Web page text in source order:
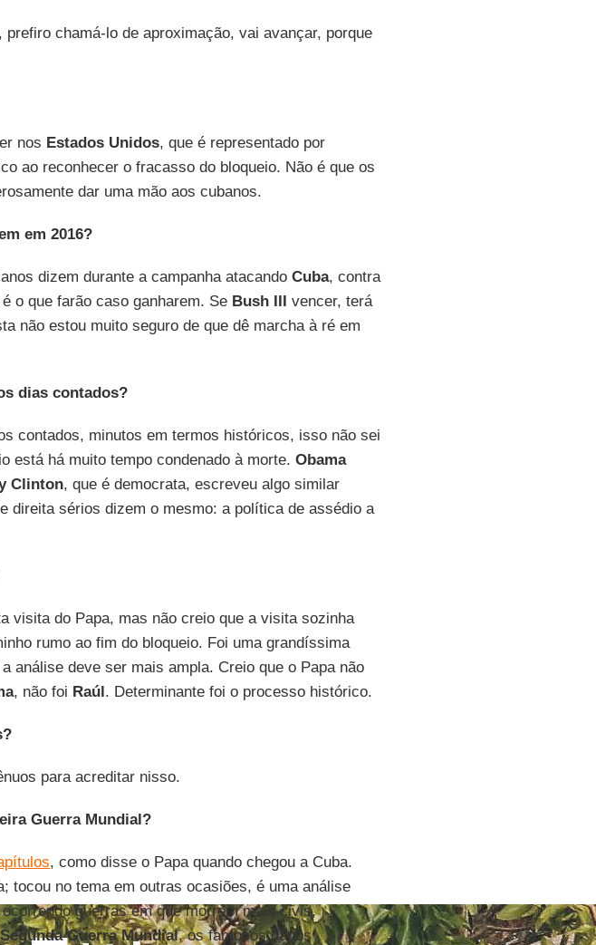
prefiro chamá-lo de aproximação, vai avançar, porque
nos Estados Unidos, que é representado por
ao reconhecer o fracasso do bloqueio. Não é que os
dar uma mão aos cubanos.
em 2016?
dizem durante a campanha atacando Cuba, contra
o que farão caso ganharem. Se Bush III vencer, terá
não estou muito seguro de que dê marcha à ré em
dias contados?
contados, minutos em termos históricos, isso não sei
está há muito tempo condenado à morte. Obama
Clinton, que é democrata, escreveu algo similar
direita sérios dizem o mesmo: a política de assédio a
visita do Papa, mas não creio que a visita sozinha
rumo ao fim do bloqueio. Foi uma grandíssima
análise deve ser mais ampla. Creio que o Papa não
, não foi Raúl. Determinante foi o processo histórico.
para acreditar nisso.
Guerra Mundial?
, como disse o Papa quando chegou a Cuba.
tocou no tema em outras ocasiões, é uma análise
guerras em que morrem mais civis,
Segunda Guerra Mundial, os famosos danos